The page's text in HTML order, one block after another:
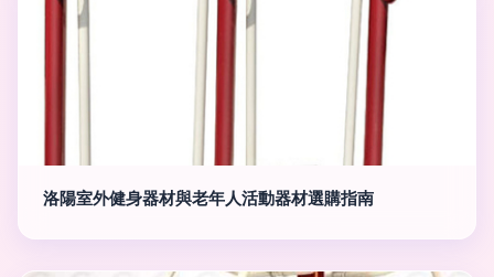
洛陽室外健身器材與老年人活動器材選購指南